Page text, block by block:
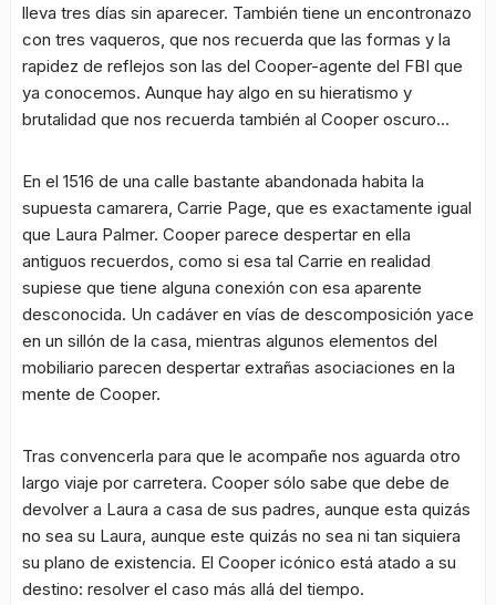
lleva tres días sin aparecer. También tiene un encontronazo
con tres vaqueros, que nos recuerda que las formas y la
rapidez de reflejos son las del Cooper-agente del FBI que
ya conocemos. Aunque hay algo en su hieratismo y
brutalidad que nos recuerda también al Cooper oscuro…
En el 1516 de una calle bastante abandonada habita la
supuesta camarera, Carrie Page, que es exactamente igual
que Laura Palmer. Cooper parece despertar en ella
antiguos recuerdos, como si esa tal Carrie en realidad
supiese que tiene alguna conexión con esa aparente
desconocida. Un cadáver en vías de descomposición yace
en un sillón de la casa, mientras algunos elementos del
mobiliario parecen despertar extrañas asociaciones en la
mente de Cooper.
Tras convencerla para que le acompañe nos aguarda otro
largo viaje por carretera. Cooper sólo sabe que debe de
devolver a Laura a casa de sus padres, aunque esta quizás
no sea su Laura, aunque este quizás no sea ni tan siquiera
su plano de existencia. El Cooper icónico está atado a su
destino: resolver el caso más allá del tiempo.